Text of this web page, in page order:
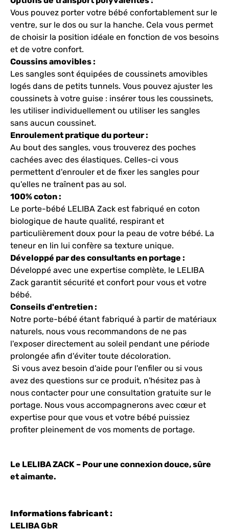
Vous pouvez porter votre bébé confortablement sur le
ventre, sur le dos ou sur la hanche. Cela vous permet
de choisir la position idéale en fonction de vos besoins
et de votre confort.
Coussins amovibles :
Les sangles sont équipées de coussinets amovibles
logés dans de petits tunnels. Vous pouvez ajuster les
coussinets à votre guise : insérer tous les coussinets,
les utiliser individuellement ou utiliser les sangles
sans aucun coussinet.
Enroulement pratique du porteur :
Au bout des sangles, vous trouverez des poches
cachées avec des élastiques. Celles-ci vous
permettent d'enrouler et de fixer les sangles pour
qu'elles ne traînent pas au sol.
100% coton :
Le porte-bébé LELIBA Zack est fabriqué en coton
biologique de haute qualité, respirant et
particulièrement doux pour la peau de votre bébé. La
teneur en lin lui confère sa texture unique.
Développé par des consultants en portage :
Développé avec une expertise complète, le LELIBA
Zack garantit sécurité et confort pour vous et votre
bébé.
Conseils d'entretien :
Notre porte-bébé étant fabriqué à partir de matériaux
naturels, nous vous recommandons de ne pas
l'exposer directement au soleil pendant une période
prolongée afin d'éviter toute décoloration.
Si vous avez besoin d'aide pour l'enfiler ou si vous
avez des questions sur ce produit, n'hésitez pas à
nous contacter pour une consultation gratuite sur le
portage. Nous vous accompagnerons avec cœur et
expertise pour que vous et votre bébé puissiez
profiter pleinement de vos moments de portage.
Le LELIBA ZACK – Pour une connexion douce, sûre
et aimante.
Informations fabricant :
LELIBA GbR